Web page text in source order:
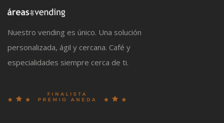
Nuestro vending es único. Una solución
personalizada, ágil y cercana. Café y
especialidades siempre cerca de ti.